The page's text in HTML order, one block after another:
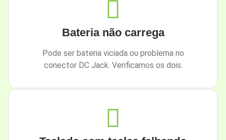
Bateria não carrega
Pode ser bateria viciada ou problema no
conector DC Jack. Verificamos os dois.